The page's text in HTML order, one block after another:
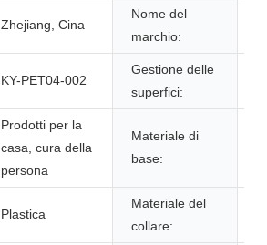
Zhejiang, Cina
Nome del
marchio:
KY-PET04-002
Gestione delle
superfici:
Prodotti per la
casa, cura della
persona
Materiale di
base:
Plastica
Materiale del
collare: